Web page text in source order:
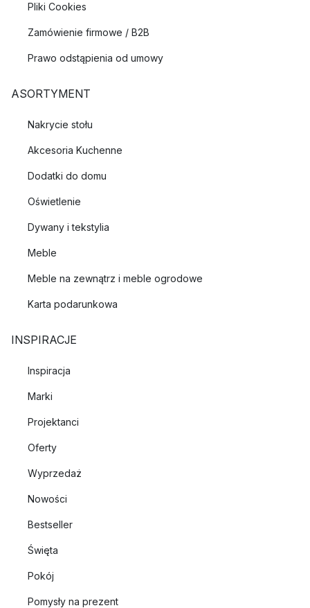
Pliki Cookies
Zamówienie firmowe / B2B
Prawo odstąpienia od umowy
ASORTYMENT
Nakrycie stołu
Akcesoria Kuchenne
Dodatki do domu
Oświetlenie
Dywany i tekstylia
Meble
Meble na zewnątrz i meble ogrodowe
Karta podarunkowa
INSPIRACJE
Inspiracja
Marki
Projektanci
Oferty
Wyprzedaż
Nowości
Bestseller
Święta
Pokój
Pomysły na prezent